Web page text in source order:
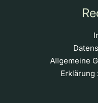
Allgemeine